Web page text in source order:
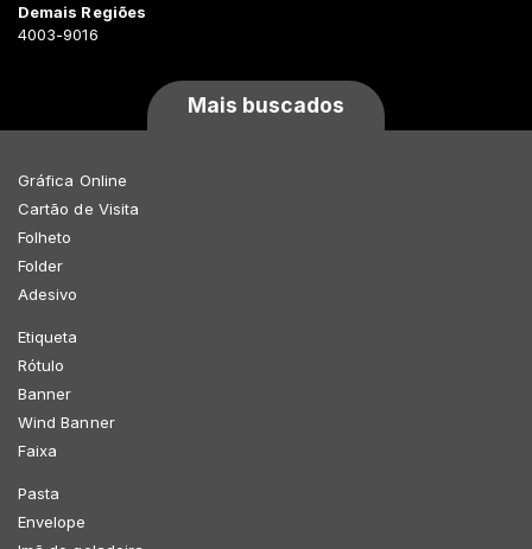
Demais Regiões
4003-9016
Mais buscados
Gráfica Online
Cartão de Visita
Folheto
Folder
Adesivo
Etiqueta
Rótulo
Banner
Wind Banner
Faixa
Pasta
Envelope